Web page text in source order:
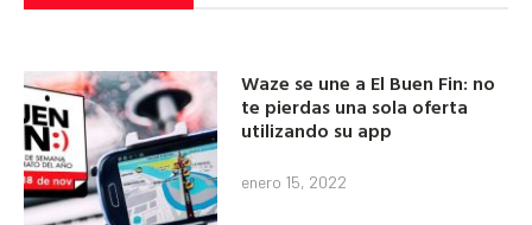
Waze se une a El Buen Fin: no
te pierdas una sola oferta
utilizando su app
enero 15, 2022